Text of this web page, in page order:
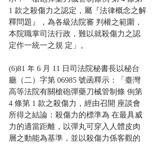
1 款之殺傷力之認定，屬『法律概念之解
釋問題』，為各級法院審 判權之範圍，
本院職掌司法行政，難以就殺傷力之認
定作一統一之規 定」。
(6)81 年 6 月 11 日司法院秘書長以秘台
廳（二）字第 06985 號函釋示：「臺灣
高等法院有關槍砲彈藥刀械管制條 例第
4 條第 1 款之殺傷力，經由召開 座談會
所得之結論：殺傷力的標準為 在最具威
力的適當距離，以彈丸可穿入人體皮肉
層之動能為基準，並以殺傷力係客觀的